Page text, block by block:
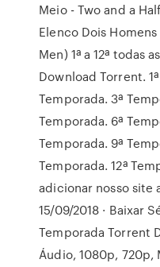
Meio - Two and a
Elenco Dois
Men) 1ª a 12ª todas
Download Torrent.
Temporada. 3ª
Temporada. 6ª
Temporada. 9ª
Temporada. 12ª
adicionar nosso site
15/09/2018 · Baixar
Temporada Torrent
Áudio, 1080p, 720p,